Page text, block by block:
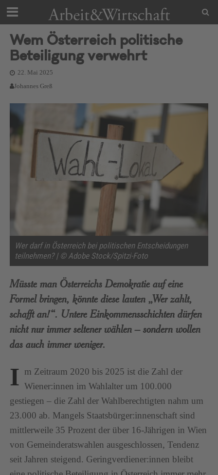
Wem Österreich politische
Beteiligung verwehrt
22. Mai 2025
Johannes Greß
Wer darf in Österreich bei politischen Entscheidungen
teilnehmen? | © Adobe Stock/Spitzi-Foto
Müsste man Österreichs Demokratie auf eine
Formel bringen, könnte diese lauten „Wer zahlt,
schafft an!“. Untere Einkommensschichten dürfen
nicht nur immer seltener wählen – sondern wollen
das auch immer weniger.
I m Zeitraum 2020 bis 2025 ist die Zahl der
Wiener:innen im Wahlalter um 100.000
gestiegen – die Zahl der Wahlberechtigten nahm um
23.000 ab. Mangels Staatsbürger:innenschaft sind
mittlerweile 35 Prozent der über 16-Jährigen in Wien
von Gemeinderatswahlen ausgeschlossen, Tendenz
seit Jahren steigend. Geringverdiener:innen bleibt